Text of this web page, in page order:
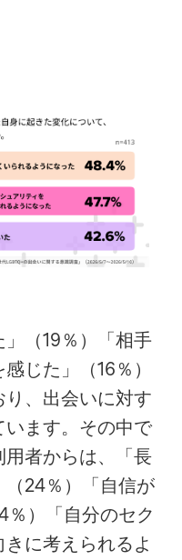
（19％）「相手
じた」（16％）
、出会いに対す
います。その中で
用者からは、「長
（24％）「自信が
％）「自分のセク
に考えられるよ